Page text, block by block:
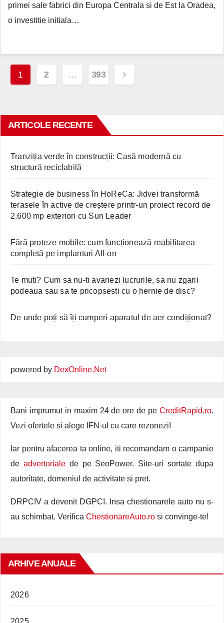
primei sale fabrici din Europa Centrala si de Est la Oradea,
o investitie initiala…
Paginație
1 2 … 393
ARTICOLE RECENTE
Tranziția verde în construcții: Casă modernă cu
structură reciclabilă
Strategie de business în HoReCa: Jidvei transformă
terasele în active de creștere printr-un proiect record de
2.600 mp exteriori cu Sun Leader
Fără proteze mobile: cum funcționează reabilitarea
completă pe implanturi All-on
Te muti? Cum sa nu-ti avariezi lucrurile, sa nu zgarii
podeaua sau sa te pricopsesti cu o hernie de disc?
De unde poți să îți cumperi aparatul de aer condiționat?
powered by DexOnline.Net
Bani imprumut in maxim 24 de ore de pe CreditRapid.ro.
Vezi ofertele si alege IFN-ul cu care rezonezi!
Iar pentru afacerea ta online, iti recomandam o campanie
de advertorialede pe SeoPower. Site-uri sortate dupa
autoritate, domeniul de activitate si pret.
DRPCIV a devenit DGPCI. Insa chestionarele auto nu s-
au schimbat. Verifica ChestionareAuto.ro si convinge-te!
ARHIVE ANUALE
2026
2025